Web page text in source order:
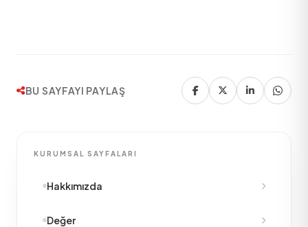
BU SAYFAYI PAYLAŞ
KURUMSAL SAYFALARI
Hakkımızda
Değer